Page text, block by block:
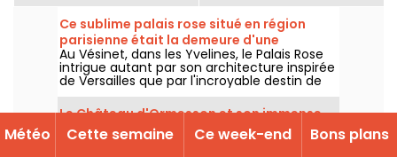
Ce sublime palais rose situé en région
parisienne était la demeure d'une
marquise excentrique de la Belle Epoque
Au Vésinet, dans les Yvelines, le Palais Rose
intrigue autant par son architecture inspirée
de Versailles que par l'incroyable destin de
l'une de ses plus célèbres habitantes : la
marquise Luisa Casati, figure excentrique de
Le Château d'Ormesson et son immense
domaine ouvrent au public pour la
première fois cet été 2026
L'un des secrets les mieux gardés du Val-
Météo Cette semaine Ce week-end Bons plans